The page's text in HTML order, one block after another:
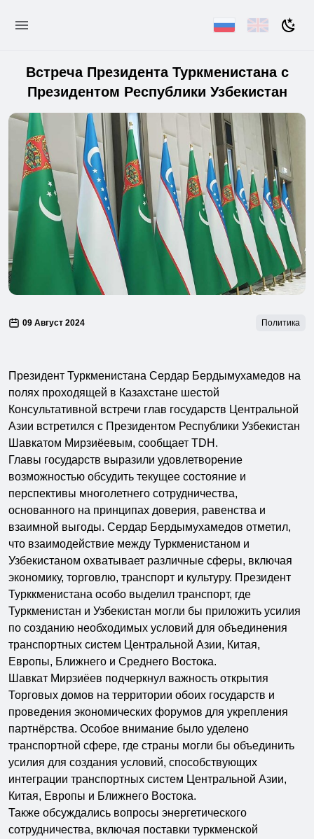
Встреча Президента Туркменистана с
Президентом Республики Узбекистан
09 Август 2024 Политика
Президент Туркменистана Сердар Бердымухамедов на
полях проходящей в Казахстане шестой
Консультативной встречи глав государств Центральной
Азии встретился с Президентом Республики Узбекистан
Шавкатом Мирзиёевым, сообщает TDH.
Главы государств выразили удовлетворение
возможностью обсудить текущее состояние и
перспективы многолетнего сотрудничества,
основанного на принципах доверия, равенства и
взаимной выгоды. Сердар Бердымухамедов отметил,
что взаимодействие между Туркменистаном и
Узбекистаном охватывает различные сферы, включая
экономику, торговлю, транспорт и культуру. Президент
Турккменистана особо выделил транспорт, где
Туркменистан и Узбекистан могли бы приложить усилия
по созданию необходимых условий для объединения
транспортных систем Центральной Азии, Китая,
Европы, Ближнего и Среднего Востока.
Шавкат Мирзиёев подчеркнул важность открытия
Торговых домов на территории обоих государств и
проведения экономических форумов для укрепления
партнёрства. Особое внимание было уделено
транспортной сфере, где страны могли бы объединить
усилия для создания условий, способствующих
интеграции транспортных систем Центральной Азии,
Китая, Европы и Ближнего Востока.
Также обсуждались вопросы энергетического
сотрудничества, включая поставки туркменской